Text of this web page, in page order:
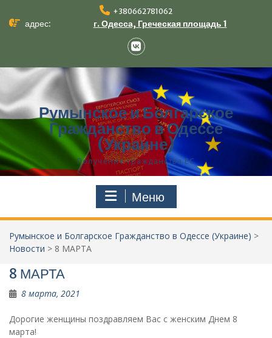
содержимому
+380662781062
адрес: г. Одесса, Греческая площадь 1
Румынское и Болгарское
Гражданство в Одессе
(Украине)
Получение гражданства ЕС‎
Меню
Румынское и Болгарское Гражданство в Одессе (Украине) >
Новости > 8 МАРТА
8 МАРТА
8 марта, 2021
Дорогие женщины поздравляем Вас с женским Днем 8
марта!